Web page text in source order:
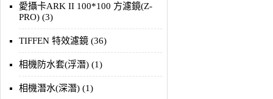
愛攝卡ARK II 100*100 方濾鏡(Z-
PRO) (3)
TIFFEN 特效濾鏡 (36)
相機防水套(浮潛) (1)
相機潛水(深潛) (1)